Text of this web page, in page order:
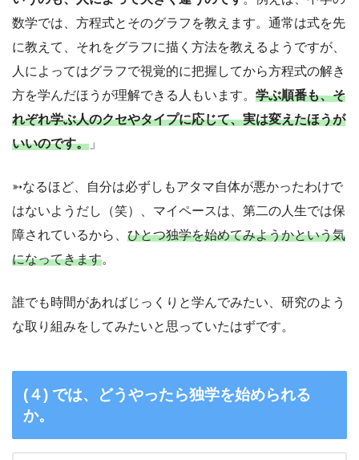
数学では、方程式とそのグラフを教えます。通常は式を先
に教えて、それをグラフに描く方法を教えるようですが、
人によってはグラフで視覚的に把握してから方程式の解き
方を学んだほうが理解できる人もいます。 学ぶ順番も、そ
れぞれ学ぶ人のクセやタイプに応じて、実は変えたほうが
いいのです。 」
➳なるほど、自分は必ずしもアタマ自体が悪かったわけで
はないようだし（笑）、マイペースは、第二の人生では保
障されているから、 ひとつ独学を始めてみようかという気
になってきます。
誰でも時間があればじっくりと学んでみたい、研究のよう
な取り組みをしてみたいと思っていたはずです。
(４) では、どうやったら独学を始められる
か。